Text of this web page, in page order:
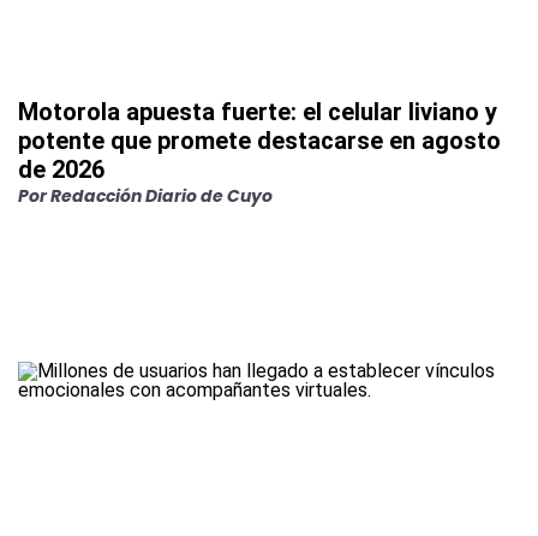
Motorola apuesta fuerte: el celular liviano y
potente que promete destacarse en agosto
de 2026
PorRedacción Diario de Cuyo